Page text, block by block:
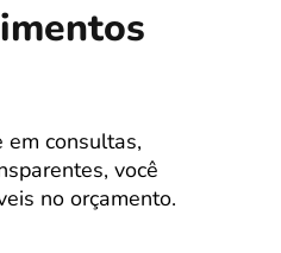
em consultas,
você
no orçamento.